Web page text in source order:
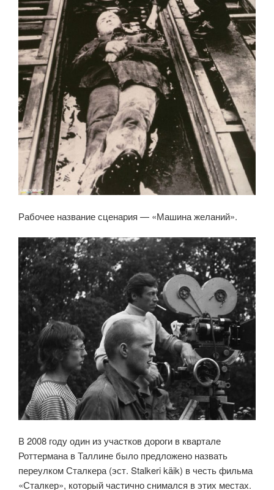
Рабочее название сценария — «Машина желаний».
В 2008 году один из участков дороги в квартале
Роттермана в Таллине было предложено назвать
переулком Сталкера (эст. Stalkeri käik) в честь фильма
«Сталкер», который частично снимался в этих местах.